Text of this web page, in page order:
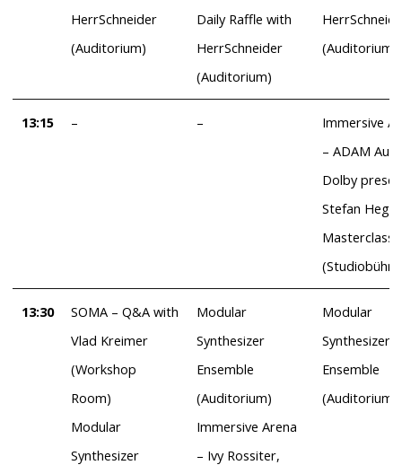
HerrSchneider
(Auditorium)
Daily Raffle with
HerrSchneider
(Auditorium)
(Auditorium)
13:15 – –
Immersive
– ADAM
Dolby
Stefan Heger
Masterclass
13:30
SOMA – Q&A with
Vlad Kreimer
(Workshop
Room)
Modular
Synthesizer
Modular
Synthesizer
Ensemble
(Auditorium)
Immersive Arena
– Ivy Rossiter,
Modular
Synthesizer
Ensemble
(Auditorium)